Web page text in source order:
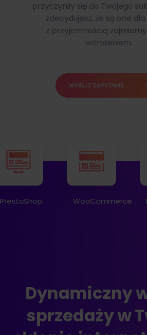
przyczyniły się do Twojego
zdecydujesz, że są one dla
z przyjemnością
wdrożeniem.
WYŚLIJ ZAPYTANIE
WooCommerce
Indywidualne
Dynamiczny
sprzedaży w